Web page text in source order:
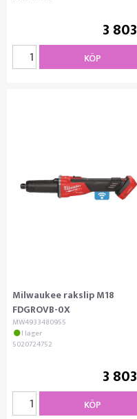
3 803
KÖP
Milwaukee rakslip M18
FDGROVB-0X
MW4933480955
I lager
5020724752
3 803
KÖP